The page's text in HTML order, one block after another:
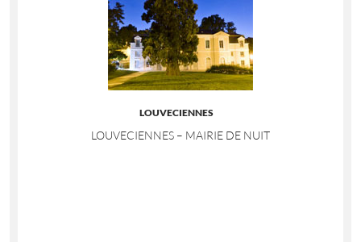
LOUVECIENNES
LOUVECIENNES – MAIRIE DE NUIT